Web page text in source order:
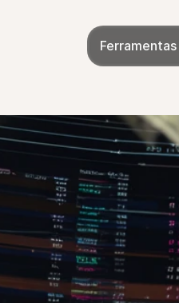
Ferramentas